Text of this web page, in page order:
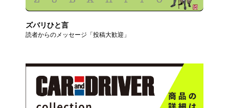
ズバリひと言
読者からのメッセージ「投稿大歓迎」